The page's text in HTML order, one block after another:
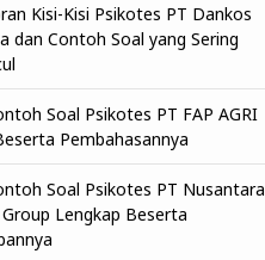
Kisi-Kisi Psikotes PT Dankos
dan Contoh Soal yang Sering
Soal Psikotes PT FAP AGRI
Pembahasannya
Soal Psikotes PT Nusantara
Lengkap Beserta